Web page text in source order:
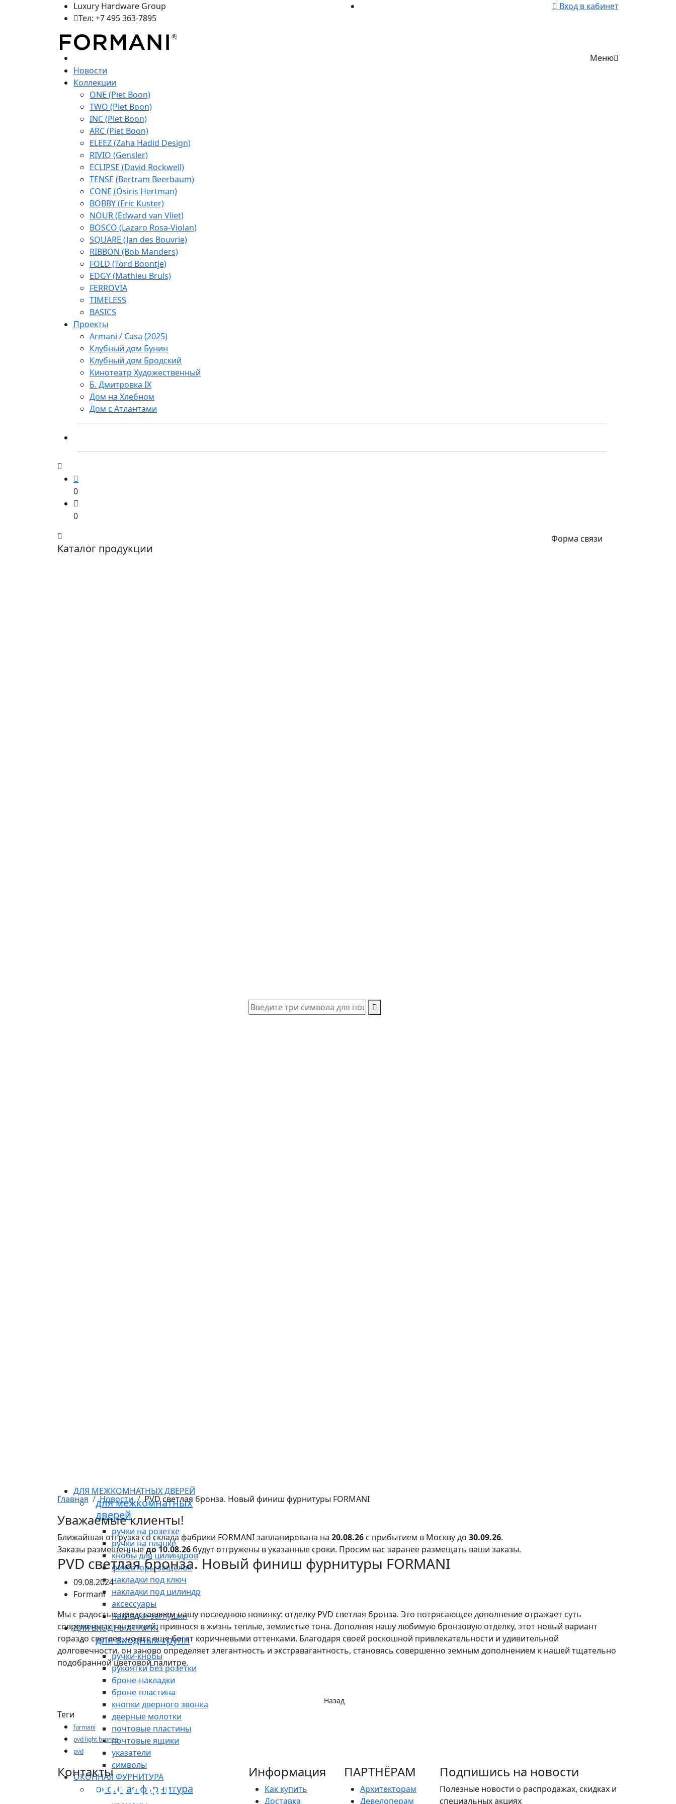
Luxury Hardware Group
Тел: +7 495 363-7895
Вход в кабинет
Меню
Новости
Коллекции
ONE (Piet Boon)
TWO (Piet Boon)
INC (Piet Boon)
ARC (Piet Boon)
ELEEZ (Zaha Hadid Design)
RIVIO (Gensler)
ECLIPSE (David Rockwell)
TENSE (Bertram Beerbaum)
CONE (Osiris Hertman)
BOBBY (Eric Kuster)
NOUR (Edward van Vliet)
BOSCO (Lazaro Rosa-Violan)
SQUARE (Jan des Bouvrie)
RIBBON (Bob Manders)
FOLD (Tord Boontje)
EDGY (Mathieu Bruls)
FERROVIA
TIMELESS
BASICS
Проекты
Armani / Casa (2025)
Клубный дом Бунин
Клубный дом Бродский
Кинотеатр Художественный
Б. Дмитровка IX
Дом на Хлебном
Дом с Атлантами
0
0
Каталог продукции
ДЛЯ МЕЖКОМНАТНЫХ ДВЕРЕЙ
для межкомнатных
дверей
ручки на розетке
ручки на планке
кнобы для цилиндров
фиксаторы защелок
накладки под ключ
накладки под цилиндр
аксессуары
накладки-заглушки
ДЛЯ ВХОДНЫХ ГРУПП
для входных групп
ручки-кнобы
рукоятки без розетки
броне-накладки
броне-пластина
кнопки дверного звонка
дверные молотки
почтовые пластины
почтовые ящики
указатели
символы
ОКОННАЯ ФУРНИТУРА
оконная фурнитура
Форма связи
Главная Новости PVD светлая бронза. Новый финиш фурнитуры FORMANI
Уважаемые клиенты!
Ближайшая отгрузка со склада фабрики FORMANI запланирована на 20.08.26 с прибытием в Москву до 30.09.26.
Заказы размещенныедо 10.08.26 будут отгружены в указанные сроки. Просим вас заранее размещать ваши заказы.
PVD светлая бронза. Новый финиш фурнитуры FORMANI
09.08.2024
Formani
Мы с радостью представляем нашу последнюю новинку: отделку PVD светлая бронза. Это потрясающее дополнение отражает суть
современных тенденций, привнося в жизнь теплые, землистые тона. Дополняя нашу любимую бронзовую отделку, этот новый вариант
гораздо светлее, но все еще богат коричневыми оттенками. Благодаря своей роскошной привлекательности и удивительной
долговечности, он заново определяет элегантность и экстравагантность, становясь совершенно земным дополнением к нашей тщательно
подобранной цветовой палитре.
Назад
Теги
formani
pvd light bronze
pvd
Контакты Информация
Как купить
Доставка
ПАРТНËРАМ
Архитекторам
Девелоперам
Подпишись на новости
Полезные новости о распродажах, скидках и
специальных акциях